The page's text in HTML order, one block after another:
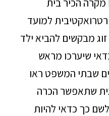
מקרה הכיר בית
למועד
מבקשים להביא ילד
שיערכו מראש
שבתי המשפט ראו
שתאפשר הכרה
כך כדאי להיות